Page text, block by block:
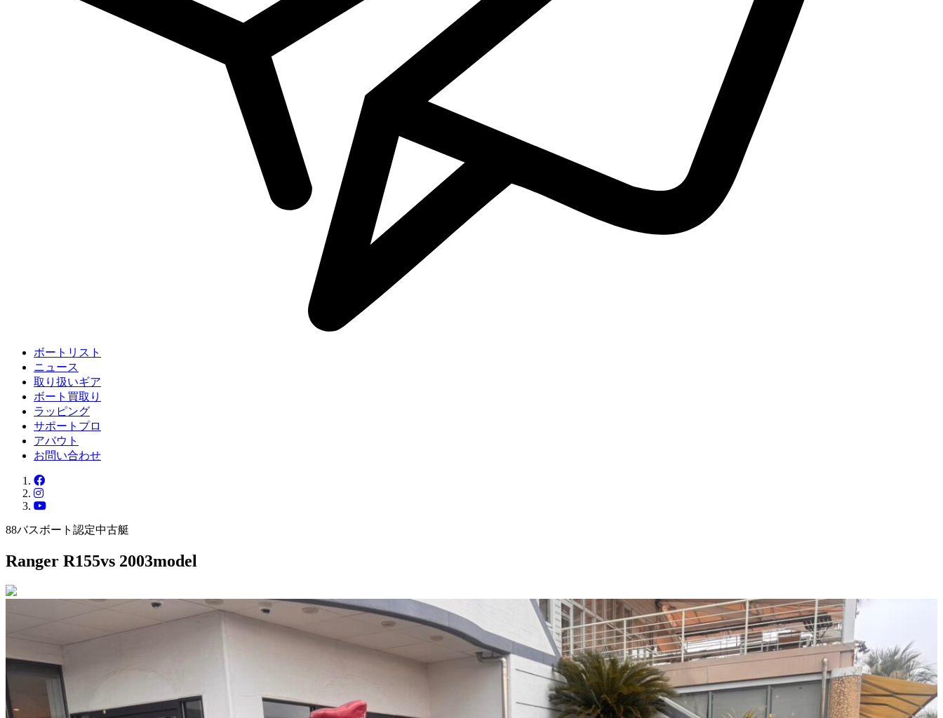
ボートリスト
ニュース
取り扱いギア
ボート買取り
ラッピング
サポートプロ
アバウト
お問い合わせ
88バスボート認定中古艇
Ranger R155vs 2003model